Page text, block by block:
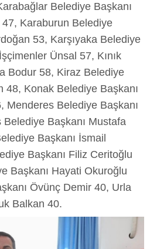
Belediye Başkanı
Karaburun Belediye
53, Karşıyaka Belediye
Ünsal 57, Kınık
Bodur 58, Kiraz Belediye
48, Konak Belediye Başkanı
Menderes Belediye Başkanı
Başkanı Mustafa
Başkanı İsmail
Başkanı Filiz Ceritoğlu
Başkanı Hayati Okuroğlu
Övünç Demir 40, Urla
Balkan 40.